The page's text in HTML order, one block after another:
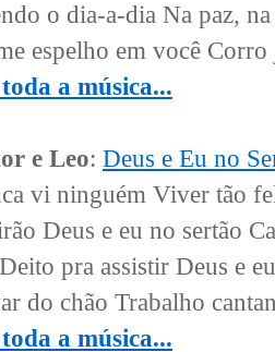
o dia-a-dia Na paz,
espelho em você
a música...
e Leo: Deus e Eu no
vi ninguém Viver tão
Deus e eu no sertão
pra assistir Deus e
do chão Trabalho
a música...